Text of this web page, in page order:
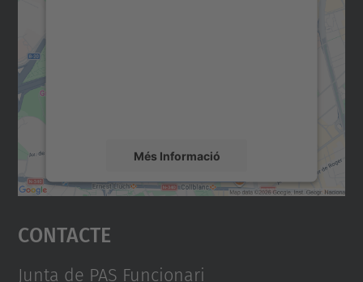
Més Informació
Accepta
powered by
Contacte
Junta de PAS Funcionari